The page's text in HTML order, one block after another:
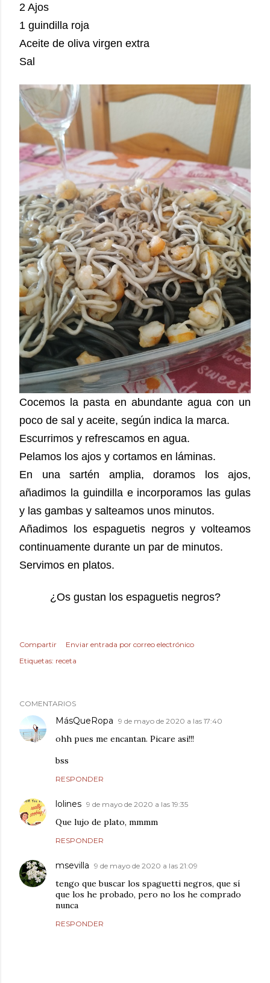
2 Ajos
1 guindilla roja
Aceite de oliva virgen extra
Sal
Cocemos la pasta en abundante agua con un
poco de sal y aceite, según indica la marca.
Escurrimos y refrescamos en agua.
Pelamos los ajos y cortamos en láminas.
En una sartén amplia, doramos los ajos,
añadimos la guindilla e incorporamos las gulas
y las gambas y salteamos unos minutos.
Añadimos los espaguetis negros y volteamos
continuamente durante un par de minutos.
Servimos en platos.
¿Os gustan los espaguetis negros?
Compartir
Enviar entrada por correo electrónico
Etiquetas: receta
COMENTARIOS
MásQueRopa 9 de mayo de 2020 a las 17:40
ohh pues me encantan. Picare asi!!!
bss
RESPONDER
lolines 9 de mayo de 2020 a las 19:35
Que lujo de plato, mmmm
RESPONDER
msevilla 9 de mayo de 2020 a las 21:09
tengo que buscar los spaguetti negros, que sí
que los he probado, pero no los he comprado
nunca
RESPONDER